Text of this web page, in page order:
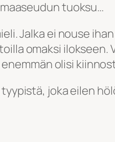
tuoksu…
Jalka ei nouse
omaksi ilokseen.
olisi
joka eilen